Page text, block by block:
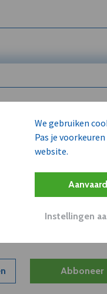
We gebruiken
Pas je
website.
Instellingen
is enkel
archieven
klanten, concurrenten
Abboneer